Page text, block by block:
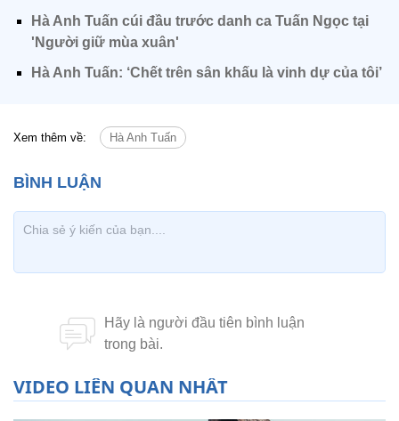
Hà Anh Tuấn cúi đầu trước danh ca Tuấn Ngọc tại
'Người giữ mùa xuân'
Hà Anh Tuấn: ‘Chết trên sân khấu là vinh dự của tôi’
Xem thêm về: Hà Anh Tuấn
VIDEO LIÊN QUAN NHẤT